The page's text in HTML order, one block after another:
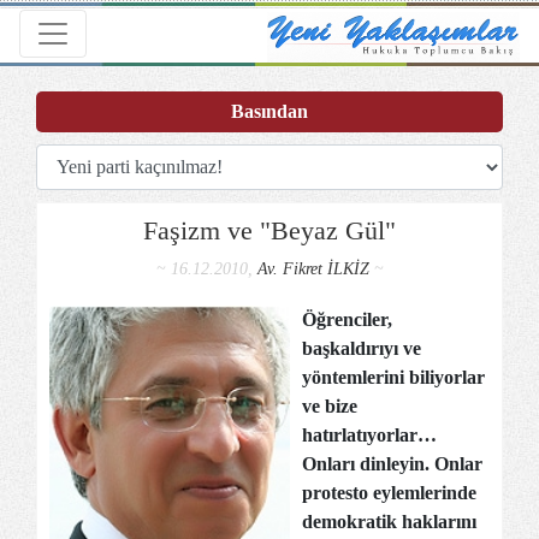
Toggle navigation
Faşizm ve "Beyaz Gül"
~ 16.12.2010,Av. Fikret İLKİZ~
Öğrenciler,
başkaldırıyı ve
yöntemlerini biliyorlar
ve bize
hatırlatıyorlar…
Onları dinleyin. Onlar
protesto eylemlerinde
demokratik haklarını
Basından